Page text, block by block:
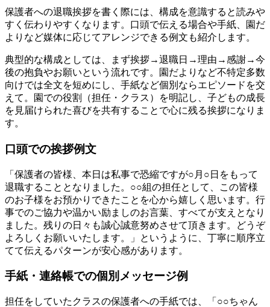
保護者への退職挨拶を書く際には、構成を意識すると読みや
すく伝わりやすくなります。口頭で伝える場合や手紙、園だ
よりなど媒体に応じてアレンジできる例文も紹介します。
典型的な構成としては、まず挨拶→退職日→理由→感謝→今
後の抱負やお願いという流れです。園だよりなど不特定多数
向けでは全文を短めにし、手紙など個別ならエピソードを交
えて。園での役割（担任・クラス）を明記し、子どもの成長
を見届けられた喜びを共有することで心に残る挨拶になりま
す。
口頭での挨拶例文
「保護者の皆様、本日は私事で恐縮ですが○月○日をもって
退職することとなりました。○○組の担任として、この皆様
のお子様をお預かりできたことを心から嬉しく思います。行
事でのご協力や温かい励ましのお言葉、すべてが支えとなり
ました。残りの日々も誠心誠意努めさせて頂きます。どうぞ
よろしくお願いいたします。」というように、丁寧に順序立
てて伝えるパターンが安心感があります。
手紙・連絡帳での個別メッセージ例
担任をしていたクラスの保護者への手紙では、「○○ちゃん